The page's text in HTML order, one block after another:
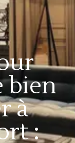
bien
à
: